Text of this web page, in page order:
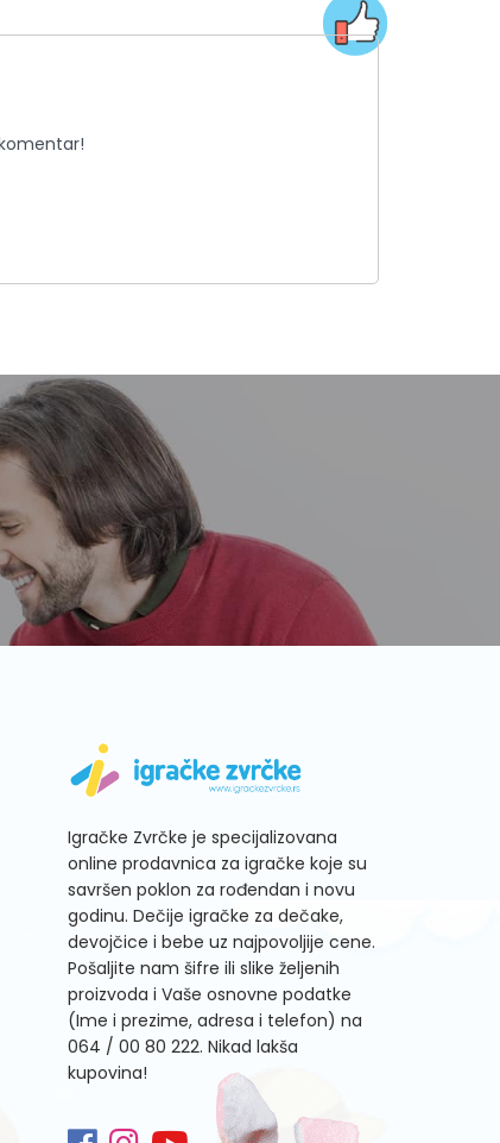
Igračke Zvrčke je specijalizovana
online prodavnica za igračke koje su
savršen poklon za rođendan i novu
godinu. Dečije igračke za dečake,
devojčice i bebe uz najpovoljije cene.
Pošaljite nam šifre ili slike željenih
proizvoda i Vaše osnovne podatke
(Ime i prezime, adresa i telefon) na
064 / 00 80 222. Nikad lakša
kupovina!